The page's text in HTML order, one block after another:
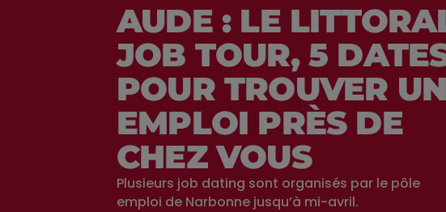
AUDE : LE
JOB TOUR, 5
POUR TROUVER UN
EMPLOI PRÈS DE
CHEZ VOUS
Plusieurs job dating sont organisés par le pôle
emploi de Narbonne jusqu’à mi-avril.